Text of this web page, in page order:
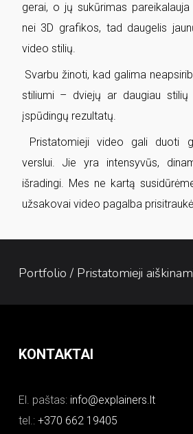
gerai, o jų sukūrimas
nei 3D grafikos, tad daugelis
video stilių.
Svarbu žinoti, kad galima
stiliumi – dviejų ar daugiau stilių
įspūdingų rezultatų.
Pristatomieji video gali duoti
verslui. Jie yra intensyvūs,
išradingi. Mes ne kartą
užsakovai video pagalba
Portfolio / Pristatomieji
KONTAKTAI
El. paštas: info@explainers.lt
tel.: +370 662 19405